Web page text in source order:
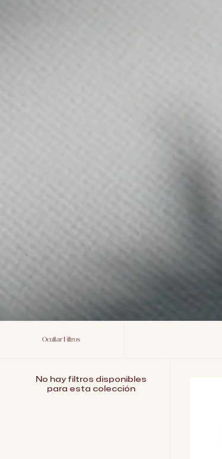
Ocultar Filtros
No hay filtros disponibles
para esta colección